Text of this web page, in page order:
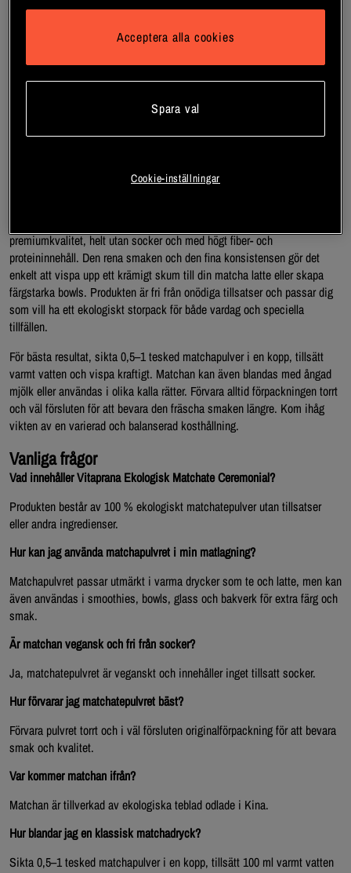
från ekologiska odlingar i Kina, där bladen får växa i skugga före skörd
både praktisk och återförslutningsbar, vilket hjälper till att bevara
matchans fräschör och arom.
tillsatser, vilket gör det till ett självklart val för dig som vill ha ett
dryck som te eller matcha latte, men passar även perfekt i smoothies,
smaken gör matchan till en uppskattad ingrediens i både drycker och
premiumkvalitet, helt utan socker och med högt fiber- och
proteininnehåll. Den rena smaken och den fina konsistensen gör det
enkelt att vispa upp ett krämigt skum till din matcha latte eller skapa
färgstarka bowls. Produkten är fri från onödiga tillsatser och passar dig
som vill ha ett ekologiskt storpack för både vardag och speciella
tillfällen.
För bästa resultat, sikta 0,5–1 tesked matchapulver i en kopp, tillsätt
varmt vatten och vispa kraftigt. Matchan kan även blandas med ångad
mjölk eller användas i olika kalla rätter. Förvara alltid förpackningen torrt
och väl försluten för att bevara den fräscha smaken längre. Kom ihåg
vikten av en varierad och balanserad kosthållning.
Vanliga frågor
Vad innehåller Vitaprana Ekologisk Matchate Ceremonial?
Produkten består av 100 % ekologiskt matchatepulver utan tillsatser
eller andra ingredienser.
Hur kan jag använda matchapulvret i min matlagning?
Matchapulvret passar utmärkt i varma drycker som te och latte, men kan
även användas i smoothies, bowls, glass och bakverk för extra färg och
smak.
Är matchan vegansk och fri från socker?
Ja, matchatepulvret är veganskt och innehåller inget tillsatt socker.
Hur förvarar jag matchatepulvret bäst?
Förvara pulvret torrt och i väl försluten originalförpackning för att bevara
smak och kvalitet.
Var kommer matchan ifrån?
Matchan är tillverkad av ekologiska teblad odlade i Kina.
Hur blandar jag en klassisk matchadryck?
Sikta 0,5–1 tesked matchapulver i en kopp, tillsätt 100 ml varmt vatten
Acceptera alla cookies
Spara val
Cookie-inställningar